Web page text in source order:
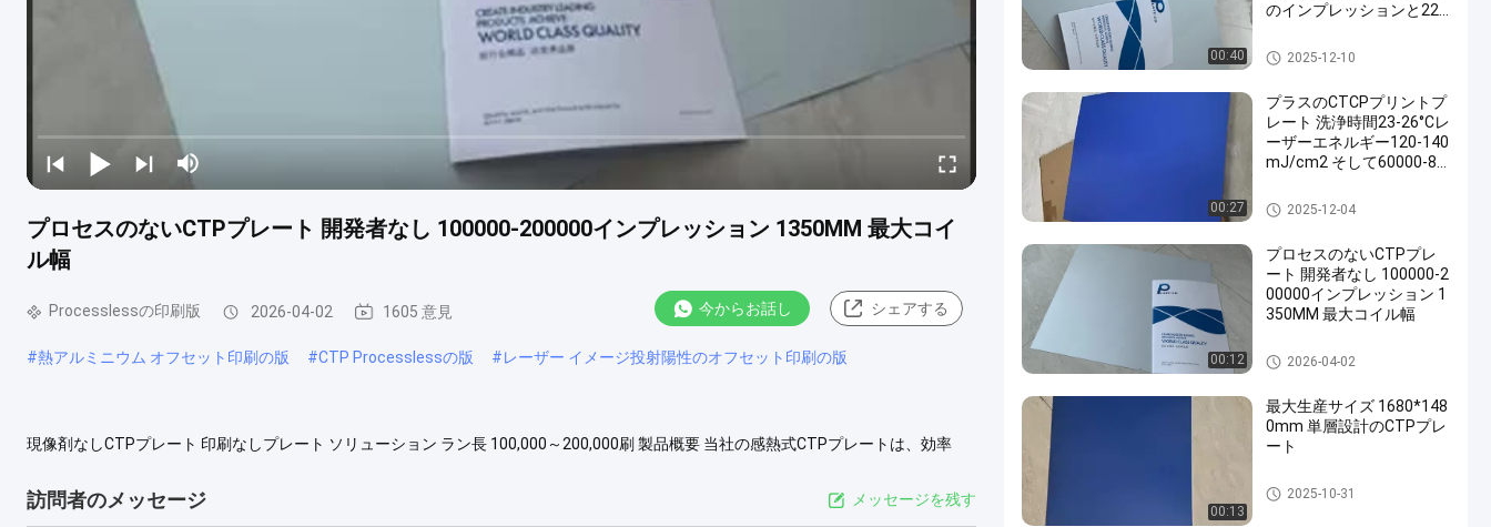
プロセスのないCTPプレート 開発者なし 100000-200000インプレッション 1350MM 最大コイ
ル幅
Processlessの印刷版 2026-04-02 1605 意見 今からお話し シェアする
#熱アルミニウム オフセット印刷の版 #CTP Processlessの版 #レーザー イメージ投射陽性のオフセット印刷の版
現像剤なしCTPプレート 印刷なしプレート ソリューション ラン長 100,000～200,000刷 製品概要 当社の感熱式CTPプレートは、効率
スを排除することで、この最先端のプレートは印刷プロセスを簡素化し、時間とコストを節約し、環境持続可能性を促進します。 現像
工程が不要... もっと眺め
訪問者のメッセージ メッセージを残す
00:40
のインプレッションと22
Processlessの印刷版
2025-12-10
00:27
プラスのCTCPプリントプ
レート 洗浄時間23-26°Cレ
ーザーエネルギー120-140
mJ/cm2 そして60000-80
CTCPの印刷版
2025-12-04
00:12
プロセスのないCTPプレ
ート 開発者なし 100000-2
00000インプレッション 1
350MM 最大コイル幅
Processlessの印刷版
2026-04-02
00:13
最大生産サイズ 1680*148
0mm 単層設計のCTPプレ
ート
熱CTPの版
2025-10-31